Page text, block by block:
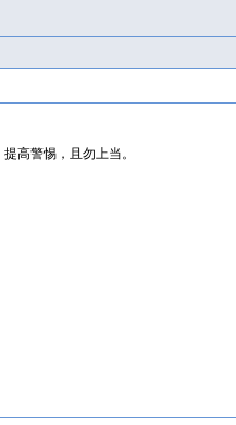
提高警惕，且勿上当。